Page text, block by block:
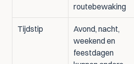
routebewaking
Tijdstip
Avond, nacht,
weekend en
feestdagen